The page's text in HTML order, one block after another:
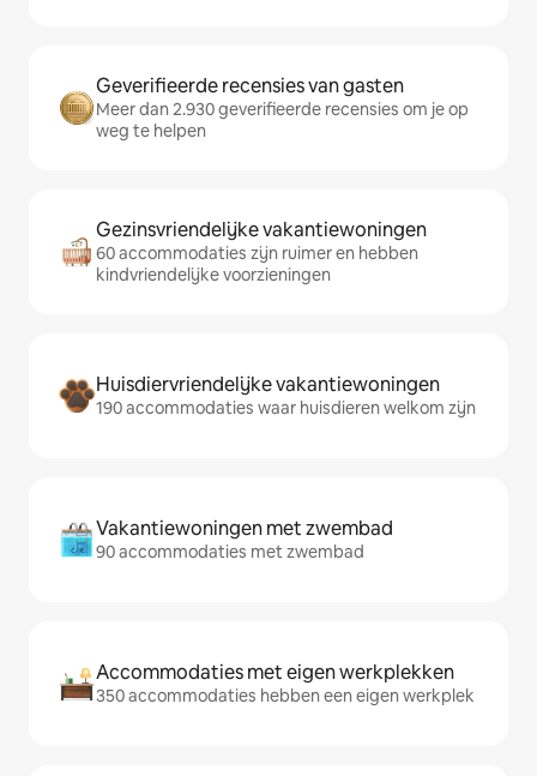
Geverifieerde recensies van gasten
Meer dan 2.930 geverifieerde recensies om je op
weg te helpen
Gezinsvriendelijke vakantiewoningen
60 accommodaties zijn ruimer en hebben
kindvriendelijke voorzieningen
Huisdiervriendelijke vakantiewoningen
190 accommodaties waar huisdieren welkom zijn
Vakantiewoningen met zwembad
90 accommodaties met zwembad
Accommodaties met eigen werkplekken
350 accommodaties hebben een eigen werkplek